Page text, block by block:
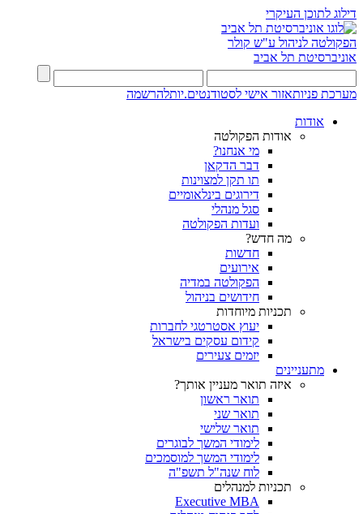
דילוג לתוכן העיקרי
הפקולטה לניהול ע"ש קולר
אוניברסיטת תל אביב
מערכת פניותאזור אישי לסטודנטים.יותלהרשמה
אודות
אודות הפקולטה
מי אנחנו?
דבר הדקאן
תו תקן למצוינות
דירוגים בינלאומיים
סגל מנהלי
ועדות הפקולטה
מה חדש?
חדשות
אירועים
הפקולטה במדיה
חידושים בניהול
תכניות מיוחדות
יעוץ אסטרטגי לחברות
קידום עסקים בישראל
יזמים צעירים
מתעניינים
איזה תואר מעניין אותך?
תואר ראשון
תואר שני
תואר שלישי
לימודי המשך לבוגרים
לימודי המשך למוסמכים
לוח שנה"ל תשפ"ה
תכניות למנהלים
Executive MBA